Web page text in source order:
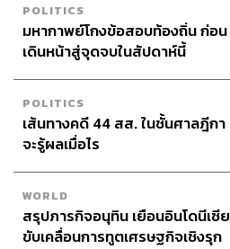
POLITICS
มหากาพย์โกงข้อสอบท้องถิ่น ก่อน
เดินหน้าสู่จุดจบในสัปดาห์นี้
POLITICS
เส้นทางคดี 44 สส. ในชั้นศาลฎีกา
จะรู้ผลเมื่อไร
WORLD
สรุปภารกิจอนุทิน เยือนอินโดนีเซีย
ขับเคลื่อนการทูตเศรษฐกิจเชิงรุก